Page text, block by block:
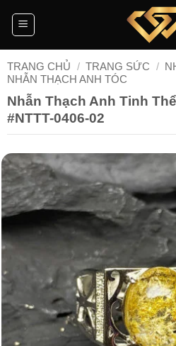
TRANG CHỦ / TRANG SỨC /
NHẪN THẠCH ANH TÓC
Nhẫn Thạch Anh Tinh
#NTTT-0406-02